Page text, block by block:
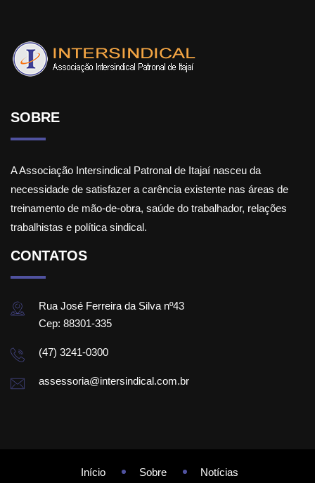
SOBRE
A Associação Intersindical Patronal de Itajaí nasceu da
necessidade de satisfazer a carência existente nas áreas de
treinamento de mão-de-obra, saúde do trabalhador, relações
trabalhistas e política sindical.
CONTATOS
Rua José Ferreira da Silva nº43
Cep: 88301-335
(47) 3241-0300
assessoria@intersindical.com.br
Início Sobre Notícias